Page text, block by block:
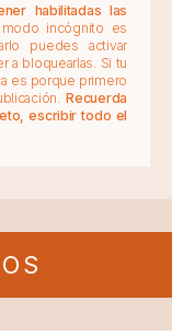
habilitadas las
incógnito es
puedes activar
a bloquearlas. Si tu
es porque primero
Recuerda
escribir todo el